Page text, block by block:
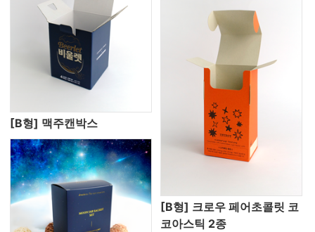
[B형] 맥주캔박스
[B형] 크로우 페어초콜릿 코
코아스틱 2종